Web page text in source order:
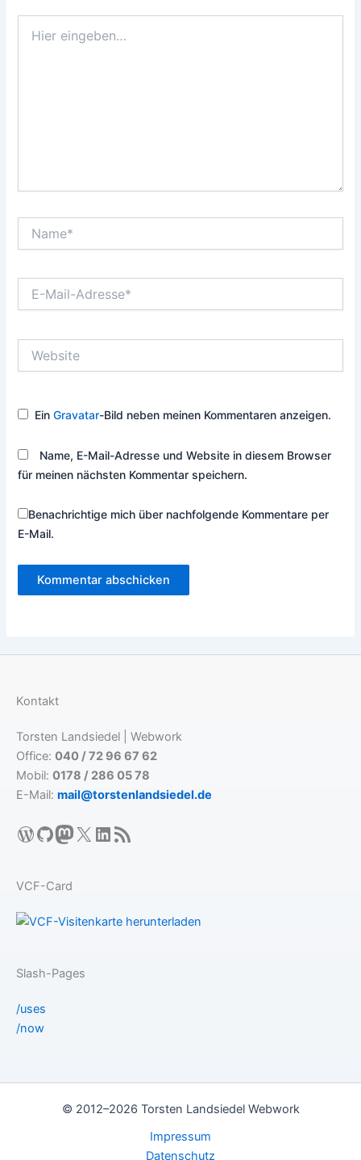
eingeben…
Mail-
EinGravatar-Bild neben meinen Kommentaren anzeigen.
Name, E-Mail-Adresse und Website in diesem Browser
für meinen nächsten Kommentar speichern.
Benachrichtige mich über nachfolgende Kommentare per
E-Mail.
Kontakt
Torsten Landsiedel | Webwork
Office: 040 / 72 96 67 62
Mobil: 0178 / 286 05 78
E-Mail: mail@torstenlandsiedel.de
WordPress
GitHub
Mastodon
X LinkedIn
RSS-Feed
VCF-Card
Slash-Pages
/uses
/now
© 2012–2026 Torsten Landsiedel Webwork
Impressum
Datenschutz